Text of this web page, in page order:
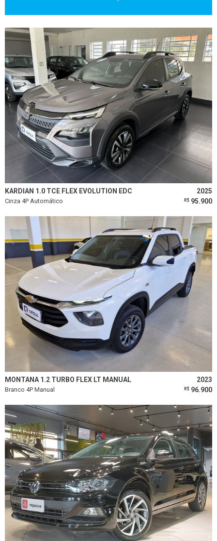
KARDIAN 1.0 TCE FLEX EVOLUTION EDC 2025
Cinza 4P Automático R$ 95.900
MONTANA 1.2 TURBO FLEX LT MANUAL 2023
Branco 4P Manual R$ 96.900